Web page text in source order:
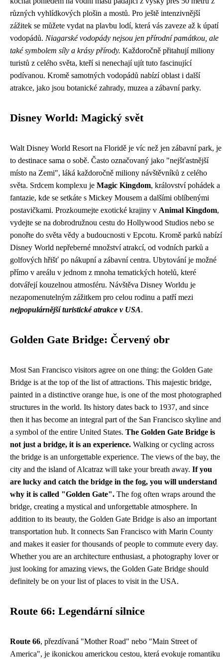
různých vyhlídkových plošin a mostů. Pro ještě intenzivnější
zážitek se můžete vydat na plavbu lodí, která vás zaveze až k úpatí
vodopádů. Niagarské vodopády nejsou jen přírodní památkou, ale
také symbolem síly a krásy přírody. Každoročně přitahují miliony
turistů z celého světa, kteří si nenechají ujít tuto fascinující
podívanou. Kromě samotných vodopádů nabízí oblast i další
atrakce, jako jsou botanické zahrady, muzea a zábavní parky.
Disney World: Magický svět
Walt Disney World Resort na Floridě je víc než jen zábavní park, je
to destinace sama o sobě. Často označovaný jako "nejšťastnější
místo na Zemi", láká každoročně miliony návštěvníků z celého
světa. Srdcem komplexu je Magic Kingdom, království pohádek a
fantazie, kde se setkáte s Mickey Mousem a dalšími oblíbenými
postavičkami. Prozkoumejte exotické krajiny v Animal Kingdom,
vydejte se na dobrodružnou cestu do Hollywood Studios nebo se
ponořte do světa vědy a budoucnosti v Epcotu. Kromě parků nabízí
Disney World nepřeberné množství atrakcí, od vodních parků a
golfových hřišť po nákupní a zábavní centra. Ubytování je možné
přímo v areálu v jednom z mnoha tematických hotelů, které
dotvářejí kouzelnou atmosféru. Návštěva Disney Worldu je
nezapomenutelným zážitkem pro celou rodinu a patří mezi
nejpopulárnější turistické atrakce v USA.
Golden Gate Bridge: Červený obr
Most San Francisco visitors agree on one thing: the Golden Gate
Bridge is at the top of the list of attractions. This majestic bridge,
painted in a distinctive orange hue, is one of the most photographed
structures in the world. Its history dates back to 1937, and since
then it has become an integral part of the San Francisco skyline and
a symbol of the entire United States. The Golden Gate Bridge is
not just a bridge, it is an experience. Walking or cycling across
the bridge is an unforgettable experience. The views of the bay, the
city and the island of Alcatraz will take your breath away. If you
are lucky and catch the bridge in the fog, you will understand
why it is called "Golden Gate". The fog often wraps around the
bridge, creating a mystical and unforgettable atmosphere. In
addition to its beauty, the Golden Gate Bridge is also an important
transportation hub. It connects San Francisco with Marin County
and makes it easier for thousands of people to commute every day.
Whether you are an architecture enthusiast, a photography lover or
just looking for amazing views, the Golden Gate Bridge should
definitely be on your list of places to visit in the USA.
Route 66: Legendární silnice
Route 66, přezdívaná "Mother Road" nebo "Main Street of
America", je ikonickou americkou cestou, která evokuje romantiku